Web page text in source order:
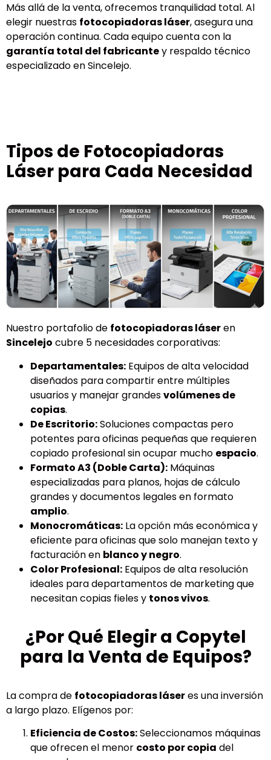
Más allá de la venta, ofrecemos tranquilidad total. Al
elegir nuestras fotocopiadoras láser, asegura una
operación continua. Cada equipo cuenta con la
garantía total del fabricantey respaldo técnico
especializado en Sincelejo.
Tipos de Fotocopiadoras
Láser para Cada Necesidad
Nuestro portafolio de fotocopiadoras láseren
Sincelejo cubre 5 necesidades corporativas:
Departamentales: Equipos de alta velocidad
diseñados para compartir entre múltiples
usuarios y manejar grandesvolúmenes de
copias.
De Escritorio:Soluciones compactas pero
potentes para oficinas pequeñas que requieren
copiado profesional sin ocupar mucho espacio.
Formato A3 (Doble Carta): Máquinas
especializadas para planos, hojas de cálculo
grandes y documentos legales en formato
amplio.
Monocromáticas: La opción más económica y
eficiente para oficinas que solo manejan texto y
facturación en blanco y negro.
Color Profesional: Equipos de alta resolución
ideales para departamentos de marketing que
necesitan copias fieles y tonos vivos.
¿Por Qué Elegir a Copytel
para la Venta de Equipos?
La compra de fotocopiadoras láseres una inversión
a largo plazo. Elígenos por:
Eficiencia de Costos:Seleccionamos máquinas
que ofrecen el menor costo por copia del